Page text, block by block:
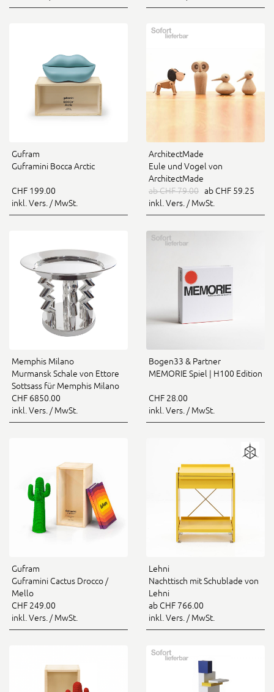
Gufram
Guframini Bocca Arctic
CHF 199.00
inkl. Vers. / MwSt.
ArchitectMade
Eule und Vogel von
ArchitectMade
ab CHF 79.00 ab CHF 59.25
inkl. Vers. / MwSt.
Memphis Milano
Murmansk Schale von Ettore
Sottsass für Memphis Milano
CHF 6850.00
inkl. Vers. / MwSt.
Bogen33 & Partner
MEMORIE Spiel | H100 Edition
CHF 28.00
inkl. Vers. / MwSt.
Gufram
Guframini Cactus Drocco /
Mello
CHF 249.00
inkl. Vers. / MwSt.
Lehni
Nachttisch mit Schublade von
Lehni
ab CHF 766.00
inkl. Vers. / MwSt.